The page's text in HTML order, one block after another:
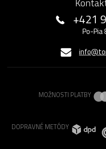
+421
Po-Pia
MOŽNOSTI PLATBY
DOPRAVNÉ METÓDY